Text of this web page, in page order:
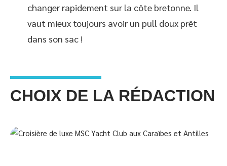
changer rapidement sur la côte bretonne. Il
vaut mieux toujours avoir un pull doux prêt
dans son sac !
CHOIX DE LA RÉDACTION